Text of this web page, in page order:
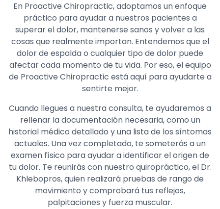
En Proactive Chiropractic, adoptamos un enfoque
práctico para ayudar a nuestros pacientes a
superar el dolor, mantenerse sanos y volver a las
cosas que realmente importan. Entendemos que el
dolor de espalda o cualquier tipo de dolor puede
afectar cada momento de tu vida. Por eso, el equipo
de Proactive Chiropractic está aquí para ayudarte a
sentirte mejor.
Cuando llegues a nuestra consulta, te ayudaremos a
rellenar la documentación necesaria, como un
historial médico detallado y una lista de los síntomas
actuales. Una vez completado, te someterás a un
examen físico para ayudar a identificar el origen de
tu dolor. Te reunirás con nuestro quiropráctico, el Dr.
Khlebopros, quien realizará pruebas de rango de
movimiento y comprobará tus reflejos,
palpitaciones y fuerza muscular.